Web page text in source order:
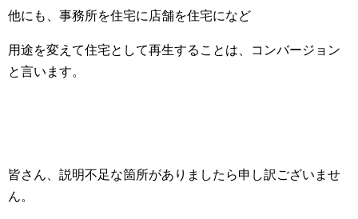
他にも、事務所を住宅に店舗を住宅になど
用途を変えて住宅として再生することは、コンバージョン
と言います。
皆さん、説明不足な箇所がありましたら申し訳ございませ
ん。